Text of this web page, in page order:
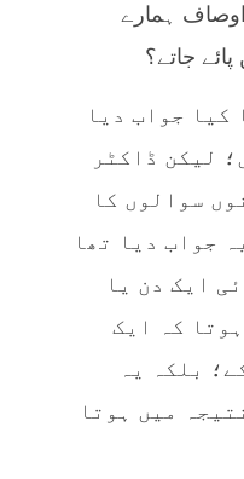
ہمارے
جاتے؟
کیا جواب دیا
لیکن ڈاکٹر
سوالوں کا
جواب دیا تھا
ایک دن یا
کہ ایک
بلکہ یہ
میں ہوتا